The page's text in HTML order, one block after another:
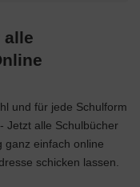
alle
und für jede Schulform
Jetzt alle Schulbücher
ganz einfach online
schicken lassen.